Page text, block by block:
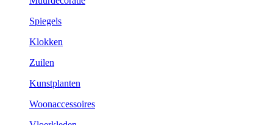
Spiegels
Klokken
Zuilen
Kunstplanten
Woonaccessoires